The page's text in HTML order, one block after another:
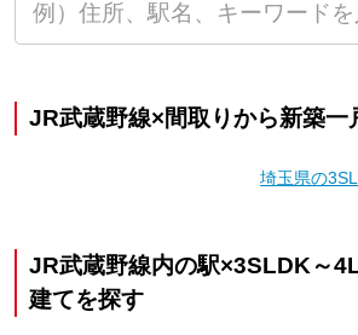
JR武蔵野線×間取りから新築一
埼玉県の
JR武蔵野線内の駅×3SLDK～
建てを探す